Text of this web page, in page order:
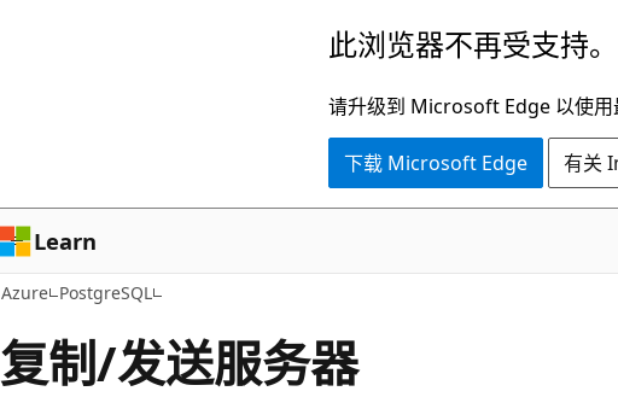
容
此浏览器不再受支持。
请升级到 Microsoft Edge 以使用
下载 Microsoft Edge 有关
Learn
Azure PostgreSQL
复制/发送服务器